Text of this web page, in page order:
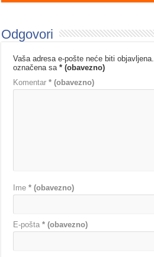
Odgovori
Vaša adresa e-pošte neće biti objavljena.
označena sa* (obavezno)
Komentar* (obavezno)
Ime* (obavezno)
E-pošta* (obavezno)